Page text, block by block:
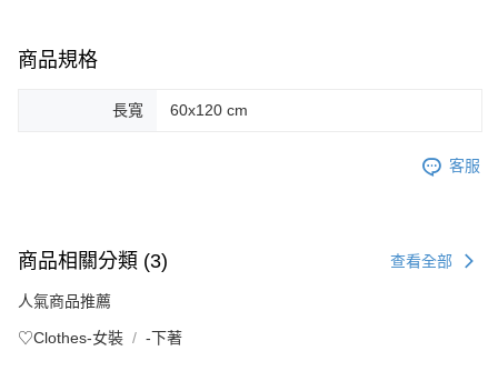
商品規格
長寬 60x120 cm
客服
商品相關分類 (3) 查看全部
人氣商品推薦
♡Clothes-女裝 -下著